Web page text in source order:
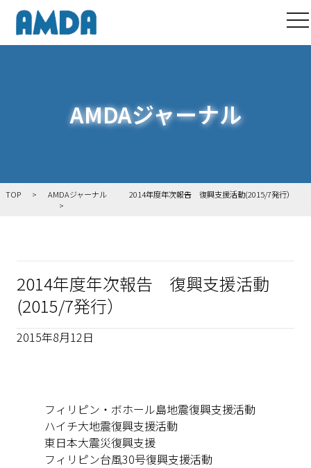
AMDAジャーナル
TOP AMDAジャーナル 2014年度年次報告 復興支援活動(2015/7発行）
2014年度年次報告 復興支援活動
(2015/7発行）
2015年8月12日
フィリピン・ボホール島地震復興支援活動
ハイチ大地震復興支援活動
東日本大震災復興支援
フィリピン台風30号復興支援活動